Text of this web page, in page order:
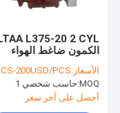
الكمون ضاغط الهواء
مدفوعة
الأسعار:150USD/PCS-200USD/PCS
MOQ: حاسب شخصي 1
أحصل على آخر سعر